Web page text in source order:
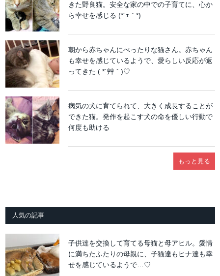
きた野良猫。安全な家の中での子育てに、心か
ら幸せを感じる (*´ｪ｀*)
朝から赤ちゃんにべったりな猫さん。赤ちゃん
も幸せを感じているようで、愛らしい反応が返
ってきた ( *´艸｀)♡
病気の犬に育てられて、大きく成長することが
できた猫。発作を起こす犬の命を優しい行動で
何度も助ける
もっと見る
人気の記事
子供達を交換して育てる母猫と母アヒル。愛情
に満ちたふたりの母親に、子猫達もヒナ達も幸
せを感じているようで…♡